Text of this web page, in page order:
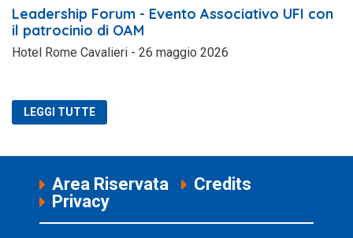
Leadership Forum - Evento Associativo UFI con
il patrocinio di OAM
Hotel Rome Cavalieri - 26 maggio 2026
LEGGI TUTTE
Area Riservata
Credits
Privacy